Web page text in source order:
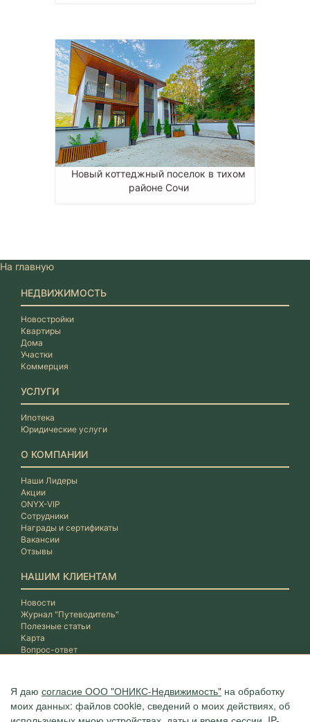
Новый коттеджный поселок в тихом
районе Сочи
Я даю согласие ООО "ОНИКС-Недвижимость" на обработку
моих данных: файлов cookie, сведений о моих действиях, об
На главную
НЕДВИЖИМОСТЬ
Новостройки
Квартиры
Дома
Участки
Коммерция
УСЛУГИ
Ипотека
Юридические услуги
О КОМПАНИИ
Наши Лидеры
Акции
ONYX-VIP
Сотрудники
Награды и сертификаты
Вакансии
Отзывы
НАШИМ КЛИЕНТАМ
Новости
Журнал "Путеводитель"
Полезные статьи
Карта
Вопрос-ответ